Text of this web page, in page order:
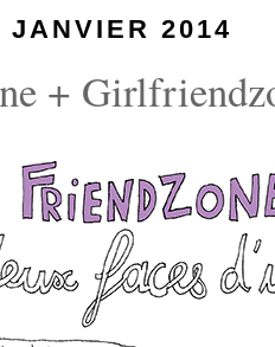
JANVIER 2014
+